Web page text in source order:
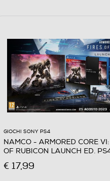
GIOCHI SONY PS4
NAMCO - ARMORED CORE
OF RUBICON LAUNCH ED.
€ 17,99